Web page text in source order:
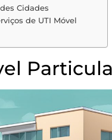
Cidades
de UTI Móvel